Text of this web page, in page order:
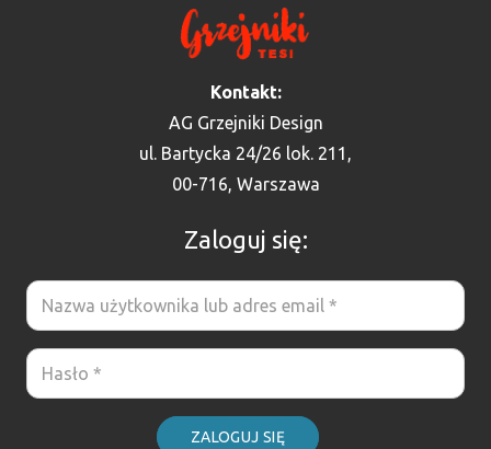
Kontakt:
AG Grzejniki Design
ul. Bartycka 24/26 lok. 211,
00-716, Warszawa
Zaloguj się:
ZALOGUJ SIĘ